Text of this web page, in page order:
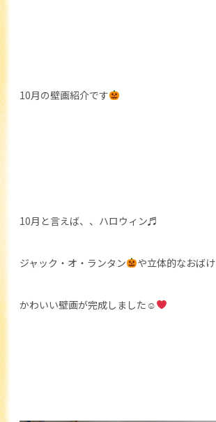
10月の壁画紹介です
10月と言えば、、ハロウィン♬
ジャック・オ・ランタン や立体的なおばけ
かわいい壁画が完成しました☺